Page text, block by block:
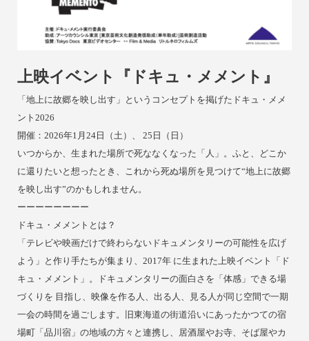
上映イベント『ドキュ・メメント』
「地上に故郷を映し出す」というコンセプトを掲げた ドキュ・メメ
ント2026
開催：2026年1月24日（土）、
25日（日）
いつからか、生まれた場所で死ななくなった「人」。ふと、どこか
に還りたいと想ったとき、これから死ぬ場所を見つけて“地上に故郷
を映し出す”のかもしれません。
ーーーーーーーー
ドキュ・メメントとは？
「テレビや映画だけで終わらないドキュメンタリーの可能性を広げ
よう」と作り手たちが集まり、2017年 に生まれた上映イベント「ド
キュ・メメント」。ドキュメンタリーの面白さを「体感」できる場
づくりを 目指し、映像を作る人、出る人、見る人が同じ空間で一期
一会の時間を過ごします。旧東海道の街道沿いにあったかつての宿
場町「品川宿」の地域の方々と連携し、居酒屋やお寺、そば屋やカ